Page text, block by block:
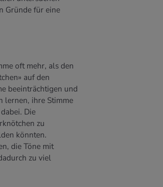
Gründe für eine
oft mehr, als den
auf den
beeinträchtigen und
lernen, ihre Stimme
Die
zu
könnten.
die Töne mit
zu viel